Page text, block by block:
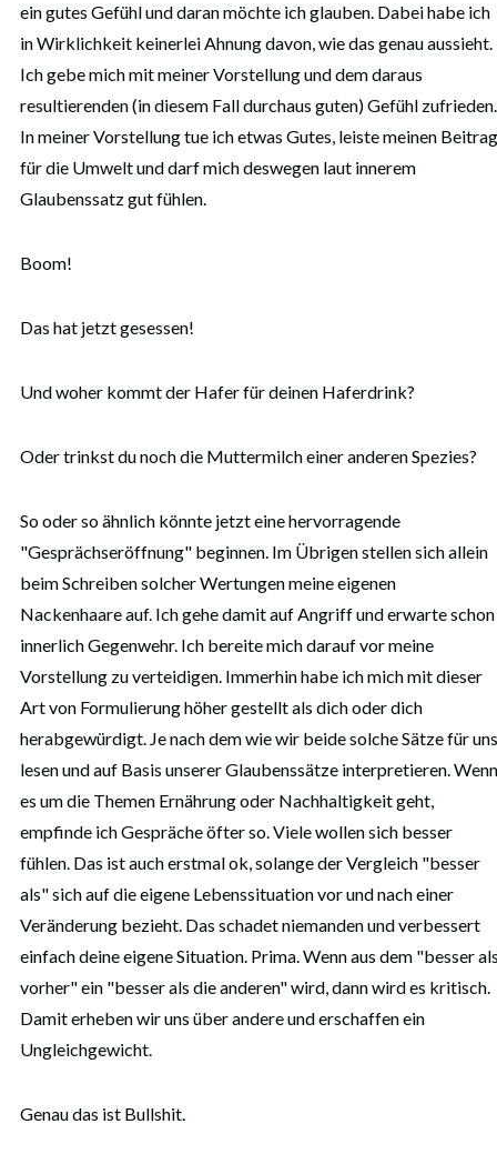
ein gutes Gefühl und daran möchte ich glauben. Dabei habe ich
in Wirklichkeit keinerlei Ahnung davon, wie das genau aussieht.
Ich gebe mich mit meiner Vorstellung und dem daraus
resultierenden (in diesem Fall durchaus guten) Gefühl zufrieden.
In meiner Vorstellung tue ich etwas Gutes, leiste meinen Beitrag
für die Umwelt und darf mich deswegen laut innerem
Glaubenssatz gut fühlen.
Boom!
Das hat jetzt gesessen!
Und woher kommt der Hafer für deinen Haferdrink?
Oder trinkst du noch die Muttermilch einer anderen Spezies?
So oder so ähnlich könnte jetzt eine hervorragende
"Gesprächseröffnung" beginnen. Im Übrigen stellen sich allein
beim Schreiben solcher Wertungen meine eigenen
Nackenhaare auf. Ich gehe damit auf Angriff und erwarte schon
innerlich Gegenwehr. Ich bereite mich darauf vor meine
Vorstellung zu verteidigen. Immerhin habe ich mich mit dieser
Art von Formulierung höher gestellt als dich oder dich
herabgewürdigt. Je nach dem wie wir beide solche Sätze für uns
lesen und auf Basis unserer Glaubenssätze interpretieren. Wenn
es um die Themen Ernährung oder Nachhaltigkeit geht,
empfinde ich Gespräche öfter so. Viele wollen sich besser
fühlen. Das ist auch erstmal ok, solange der Vergleich "besser
als" sich auf die eigene Lebenssituation vor und nach einer
Veränderung bezieht. Das schadet niemanden und verbessert
einfach deine eigene Situation. Prima. Wenn aus dem "besser
vorher" ein "besser als die anderen" wird, dann wird es kritisch.
Damit erheben wir uns über andere und erschaffen ein
Ungleichgewicht.
Genau das ist Bullshit.